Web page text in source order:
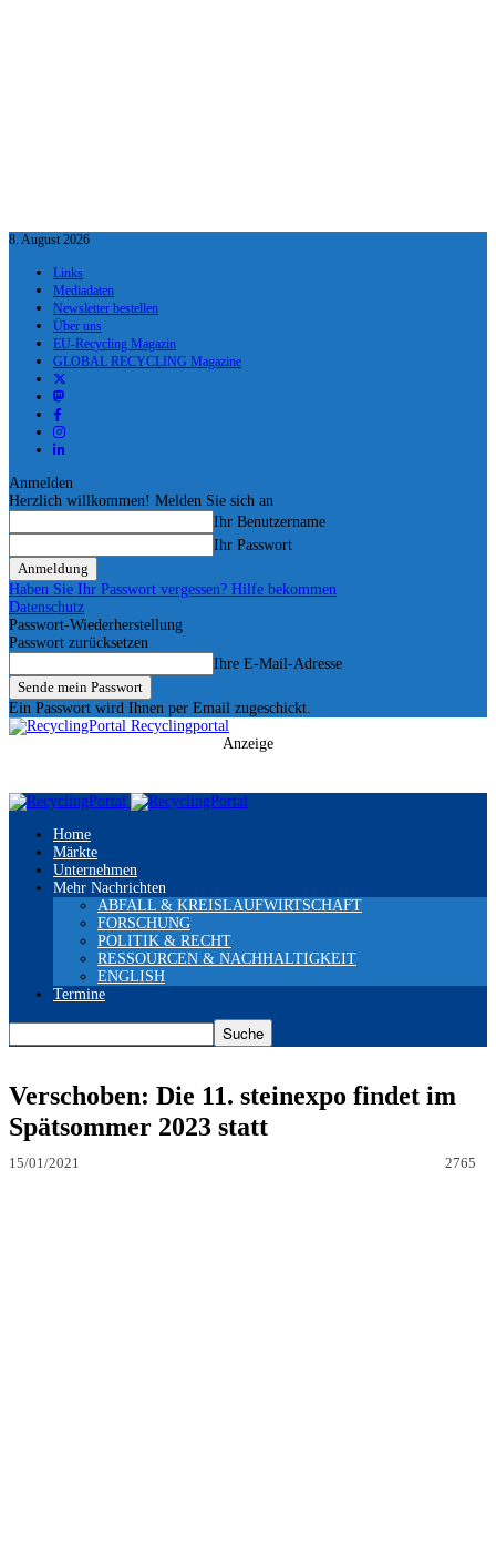
8. August 2026
Links
Mediadaten
Newsletter bestellen
Über uns
EU-Recycling Magazin
GLOBAL RECYCLING Magazine
Anmelden
Herzlich willkommen! Melden Sie sich an
Ihr Benutzername
Ihr Passwort
Haben Sie Ihr Passwort vergessen? Hilfe bekommen
Datenschutz
Passwort-Wiederherstellung
Passwort zurücksetzen
Ihre E-Mail-Adresse
Ein Passwort wird Ihnen per Email zugeschickt.
Recyclingportal
Anzeige
Home
Märkte
Unternehmen
Mehr Nachrichten
ABFALL & KREISLAUFWIRTSCHAFT
FORSCHUNG
POLITIK & RECHT
RESSOURCEN & NACHHALTIGKEIT
ENGLISH
Termine
Verschoben: Die 11. steinexpo findet im
Spätsommer 2023 statt
15/01/2021 2765